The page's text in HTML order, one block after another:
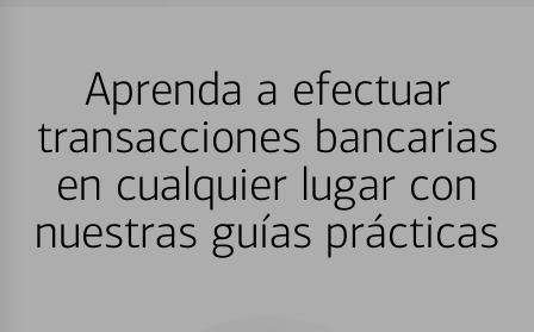
Aprenda a efectuar
transacciones bancarias
en cualquier lugar con
nuestras guías prácticas